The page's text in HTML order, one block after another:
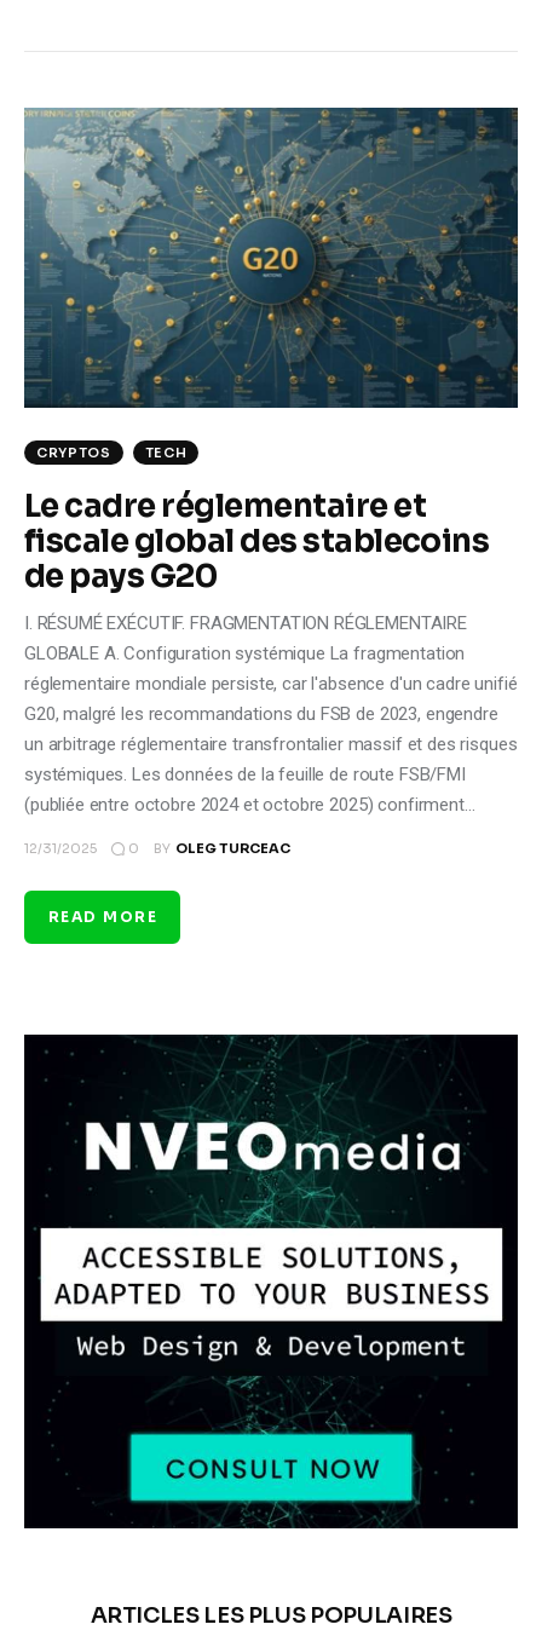
CRYPTOS TECH
Le cadre réglementaire et
fiscale global des stablecoins
de pays G20
I. RÉSUMÉ EXÉCUTIF. FRAGMENTATION RÉGLEMENTAIRE
GLOBALE A. Configuration systémique La fragmentation
réglementaire mondiale persiste, car l'absence d'un cadre unifié
G20, malgré les recommandations du FSB de 2023, engendre
un arbitrage réglementaire transfrontalier massif et des risques
systémiques. Les données de la feuille de route FSB/FMI
(publiée entre octobre 2024 et octobre 2025) confirment…
12/31/2025 0 BY OLEG TURCEAC
READ MORE
ARTICLES LES PLUS POPULAIRES